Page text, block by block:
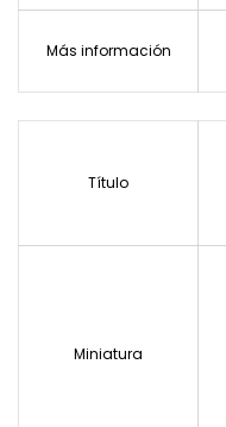
Más información
Título
Miniatura